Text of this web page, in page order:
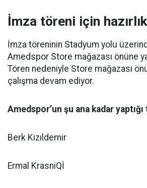
İmza töreni için
İmza töreninin Stadyum yolu
Amedspor Store mağazası önüne
Tören nedeniyle Store mağazası
çalışma devam ediyor.
Amedspor’un şu ana kadar
Berk Kızıldemir
Ermal KrasniQİ